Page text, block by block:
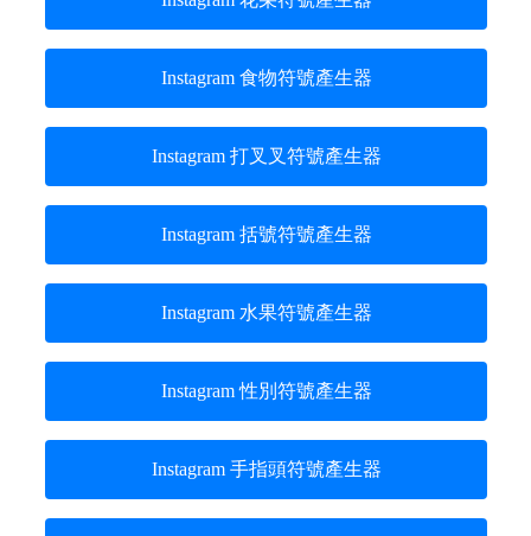
Instagram 食物符號產生器
Instagram 打叉叉符號產生器
Instagram 括號符號產生器
Instagram 水果符號產生器
Instagram 性別符號產生器
Instagram 手指頭符號產生器